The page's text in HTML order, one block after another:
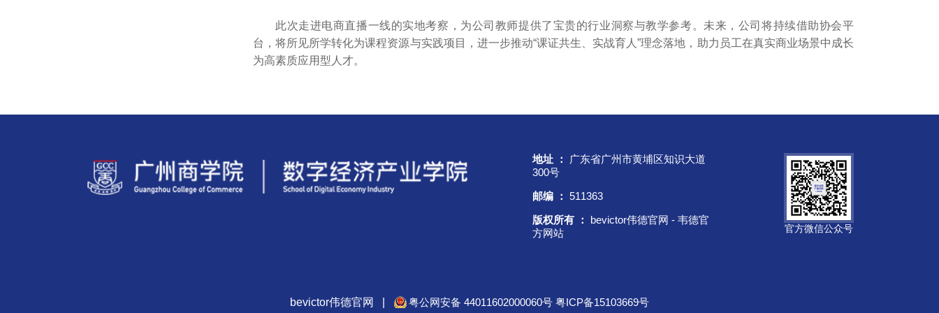
此次走进电商直播一线的实地考察，为公司教师提供了宝贵的行业洞察与教学参考。未来，公司将持续借助协会平
台，将所见所学转化为课程资源与实践项目，进一步推动“课证共生、实战育人”理念落地，助力员工在真实商业场景中成长
为高素质应用型人才。
地址 ：
广东省广州市黄埔区知识大道
300号
邮编 ： 511363
版权所有 ：
bevictor伟德官网 - 韦德官
方网站
官方微信公众号
bevictor伟德官网 粤公网安备 44011602000060号 粤ICP备15103669号